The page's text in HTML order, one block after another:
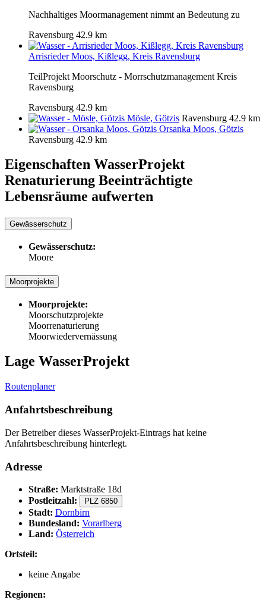
Nachhaltiges Moormanagement nimmt an Bedeutung zu
Ravensburg 42.9 km
Arrisrieder Moos, Kißlegg, Kreis Ravensburg
TeilProjekt Moorschutz - Morrschutzmanagement Kreis
Ravensburg
Ravensburg 42.9 km
Mösle, Götzis Ravensburg 42.9 km
Orsanka Moos, Götzis
Ravensburg 42.9 km
Eigenschaften WasserProjekt
Renaturierung Beeinträchtigte
Lebensräume aufwerten
Gewässerschutz
Gewässerschutz:
Moore
Moorprojekte
Moorprojekte:
Moorschutzprojekte
Moorrenaturierung
Moorwiedervernässung
Lage WasserProjekt
Routenplaner
Anfahrtsbeschreibung
Der Betreiber dieses WasserProjekt-Eintrags hat keine
Anfahrtsbeschreibung hinterlegt.
Adresse
Straße: Marktstraße 18d
Postleitzahl:
PLZ 6850
Stadt: Dornbirn
Bundesland: Vorarlberg
Land: Österreich
Ortsteil:
keine Angabe
Regionen: